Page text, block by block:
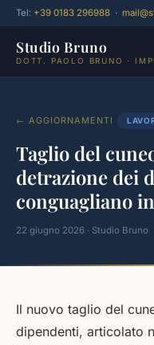
Tel: +39 0183 296988 ·
Studio Bruno
DOTT. PAOLO BRUNO ·
← AGGIORNAMENTI
Taglio del
detrazione dei
conguagliano
22 giugno 2026 · Studio Bruno
Il nuovo taglio del
dipendenti, articolato